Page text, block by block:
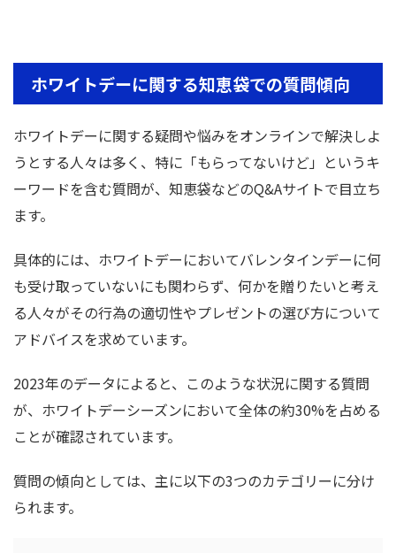
ホワイトデーに関する知恵袋での質問傾向
ホワイトデーに関する疑問や悩みをオンラインで解決しよ
うとする人々は多く、特に「もらってないけど」というキ
ーワードを含む質問が、知恵袋などのQ&Aサイトで目立ち
ます。
具体的には、ホワイトデーにおいてバレンタインデーに何
も受け取っていないにも関わらず、何かを贈りたいと考え
る人々がその行為の適切性やプレゼントの選び方について
アドバイスを求めています。
2023年のデータによると、このような状況に関する質問
が、ホワイトデーシーズンにおいて全体の約30%を占める
ことが確認されています。
質問の傾向としては、主に以下の3つのカテゴリーに分け
られます。